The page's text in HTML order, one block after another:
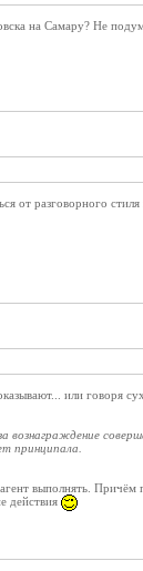
на Самару? Не
разговорного
или говоря
вознаграждение
принципала.
выполнять.
действия